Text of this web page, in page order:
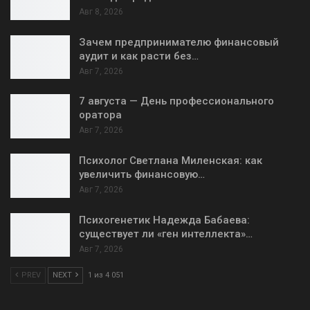
Авг 8, 2026
Зачем предпринимателю финансовый
аудит и как расти без…
Авг 7, 2026
7 августа — День профессионального
оратора
Авг 7, 2026
Психолог Светлана Миленская: как
увеличить финансовую…
Авг 7, 2026
Психогенетик Надежда Бабаева:
существует ли «ген интеллекта»…
Авг 7, 2026
PREV NEXT 1 из 4 051